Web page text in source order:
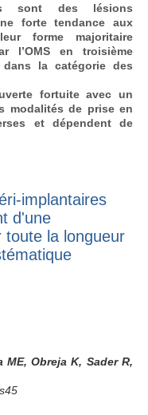
sont des lésions
forte tendance aux
forme majoritaire
l’OMS en troisième
la catégorie des
fortuite avec un
modalités de prise en
et dépendent de
implantaires
d'une
toute la longueur
ME, Obreja K, Sader R,